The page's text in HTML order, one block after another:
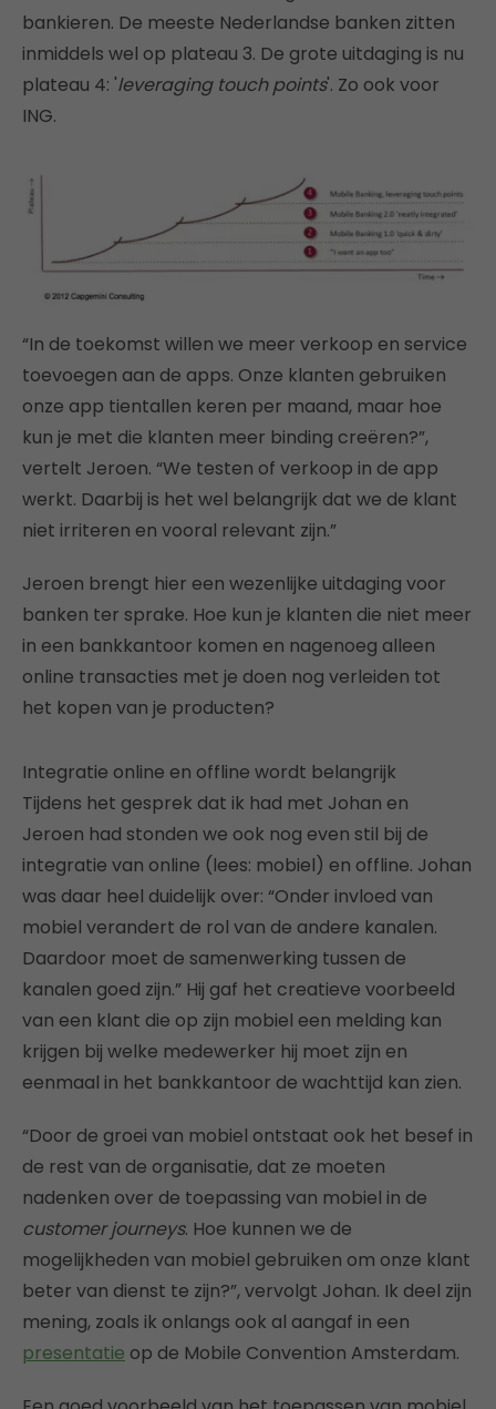
bankieren. De meeste Nederlandse banken zitten
inmiddels wel op plateau 3. De grote uitdaging is nu
plateau 4: 'leveraging touch points'. Zo ook voor
ING.
“In de toekomst willen we meer verkoop en service
toevoegen aan de apps. Onze klanten gebruiken
onze app tientallen keren per maand, maar hoe
kun je met die klanten meer binding creëren?”,
vertelt Jeroen. “We testen of verkoop in de app
werkt. Daarbij is het wel belangrijk dat we de klant
niet irriteren en vooral relevant zijn.”
Jeroen brengt hier een wezenlijke uitdaging voor
banken ter sprake. Hoe kun je klanten die niet meer
in een bankkantoor komen en nagenoeg alleen
online transacties met je doen nog verleiden tot
het kopen van je producten?
Integratie online en offline wordt belangrijk
Tijdens het gesprek dat ik had met Johan en
Jeroen had stonden we ook nog even stil bij de
integratie van online (lees: mobiel) en offline. Johan
was daar heel duidelijk over: “Onder invloed van
mobiel verandert de rol van de andere kanalen.
Daardoor moet de samenwerking tussen de
kanalen goed zijn.” Hij gaf het creatieve voorbeeld
van een klant die op zijn mobiel een melding kan
krijgen bij welke medewerker hij moet zijn en
eenmaal in het bankkantoor de wachttijd kan zien.
“Door de groei van mobiel ontstaat ook het besef in
de rest van de organisatie, dat ze moeten
nadenken over de toepassing van mobiel in de
customer journeys. Hoe kunnen we de
mogelijkheden van mobiel gebruiken om onze klant
beter van dienst te zijn?”, vervolgt Johan. Ik deel zijn
mening, zoals ik onlangs ook al aangaf in een
presentatie op de Mobile Convention Amsterdam.